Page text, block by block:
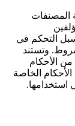
اعتمدت سنة 1886، حماية المصنفات
التحكم في
وتستند
من الأحكام
الأحكام الخاصة
استخدامها.